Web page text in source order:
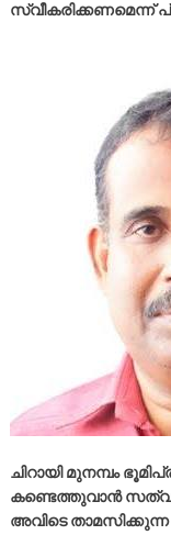
സ്വീകരിക്കണമെന്ന്
ചിറായി മുനമ്പം
കണ്ടെത്തുവാൻ
അവിടെ